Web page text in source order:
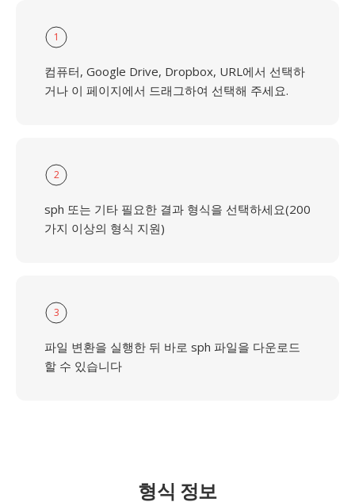
1
컴퓨터, Google Drive, Dropbox, URL에서 선택하
거나 이 페이지에서 드래그하여 선택해 주세요.
2
sph 또는 기타 필요한 결과 형식을 선택하세요(200
가지 이상의 형식 지원)
3
파일 변환을 실행한 뒤 바로 sph 파일을 다운로드
할 수 있습니다
형식 정보